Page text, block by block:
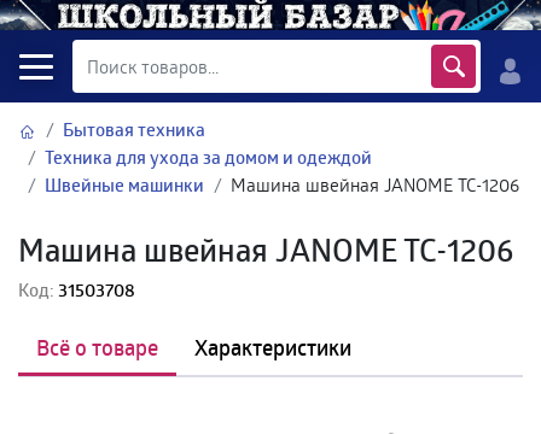
Бытовая техника
Техника для ухода за домом и одеждой
Швейные машинки
Машина швейная JANOME TC-1206
Машина швейная JANOME TC-1206
Код:31503708
Всё о товаре Характеристики